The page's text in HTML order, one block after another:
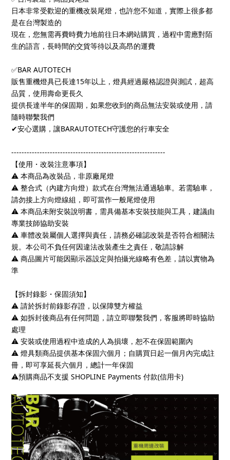
日本非常受歡迎的重機改裝尾燈，也許您不知道，實際上很多都
是在台灣製造的
現在，您無需再費時費力地前往日本網站購買，過程中需應對陌
生的語言，長時間的交貨等待以及高昂的運費
✅BAR AUTOTECH
販售重機燈具已長達15年以上，燈具經過嚴格認證與測試，超高
品質，使用壽命更長久
提供長達半年的保固期，如果您收到的商品無法安裝或使用，請
隨時聯繫我們
✔安心選購，讓BARAUTOTECH守護您的行車安全
------------------------------------------------------------
【使用・改裝注意事項】
⚠️ 本商品為改裝品，非原廠尾燈
⚠️ 整合式（內建方向燈）款式在台灣無法通過驗車。若需驗車，
請勿接上方向燈線組，即可當作一般尾燈使用
⚠️ 本商品未附安裝說明書，需具備基本安裝技能與工具，建議由
專業技師協助安裝
⚠️ 車體改裝屬個人選擇與責任，請務必確認改裝是否符合相關法
規。本公司不負任何因違法改裝產生之責任，敬請諒解
⚠️ 商品圖片可能因顯示器設定與拍攝光線略有色差，請以實物為
準
【拆封錄影・保固須知】
⚠️ 請於拆封前錄影存證，以保障雙方權益
⚠️ 如拆封後商品有任何問題，請立即聯繫我們，客服將即時協助
處理
⚠️ 安裝或使用過程中造成的人為損壞，恕不在保固範圍內
⚠️ 燈具類商品提供基本保固六個月；自購買日起一個月內完成註
冊，即可享延長六個月，總計一年保固
⚠️預購商品不支援 SHOPLINE Payments 付款(信用卡)